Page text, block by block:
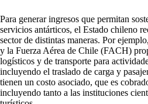
Para generar ingresos que permitan
servicios antárticos, el Estado chileno
sector de distintas maneras. Por
y la Fuerza Aérea de Chile (FACH)
logísticos y de transporte para
incluyendo el traslado de carga y
tienen un costo asociado, que es
incluyendo tanto a las instituciones